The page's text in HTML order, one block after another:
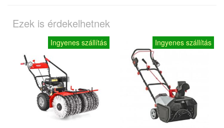
Ezek is érdekelhetnek
Ingyenes szállítás Ingyenes szállítás